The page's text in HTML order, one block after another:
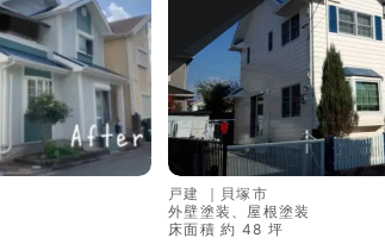
戸建 ｜ 貝塚市
外壁塗装、屋根塗装
床面積 約 48 坪